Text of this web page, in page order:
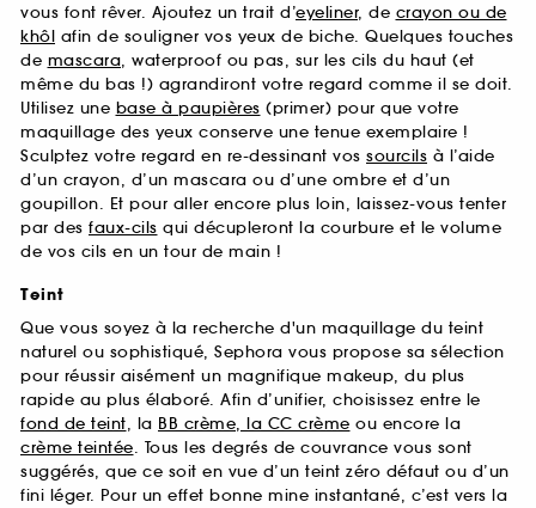
vous font rêver. Ajoutez un trait d’eyeliner, de crayon ou de
khôl afin de souligner vos yeux de biche. Quelques touches
de mascara, waterproof ou pas, sur les cils du haut (et
même du bas !) agrandiront votre regard comme il se doit.
Utilisez une base à paupières (primer) pour que votre
maquillage des yeux conserve une tenue exemplaire !
Sculptez votre regard en re-dessinant vos sourcils à l’aide
d’un crayon, d’un mascara ou d’une ombre et d’un
goupillon. Et pour aller encore plus loin, laissez-vous tenter
par des faux-cils qui décupleront la courbure et le volume
de vos cils en un tour de main !
Teint
Que vous soyez à la recherche d'un maquillage du teint
naturel ou sophistiqué, Sephora vous propose sa sélection
pour réussir aisément un magnifique makeup, du plus
rapide au plus élaboré. Afin d’unifier, choisissez entre le
fond de teint, la BB crème, la CC crème ou encore la
crème teintée. Tous les degrés de couvrance vous sont
suggérés, que ce soit en vue d’un teint zéro défaut ou d’un
fini léger. Pour un effet bonne mine instantané, c’est vers la